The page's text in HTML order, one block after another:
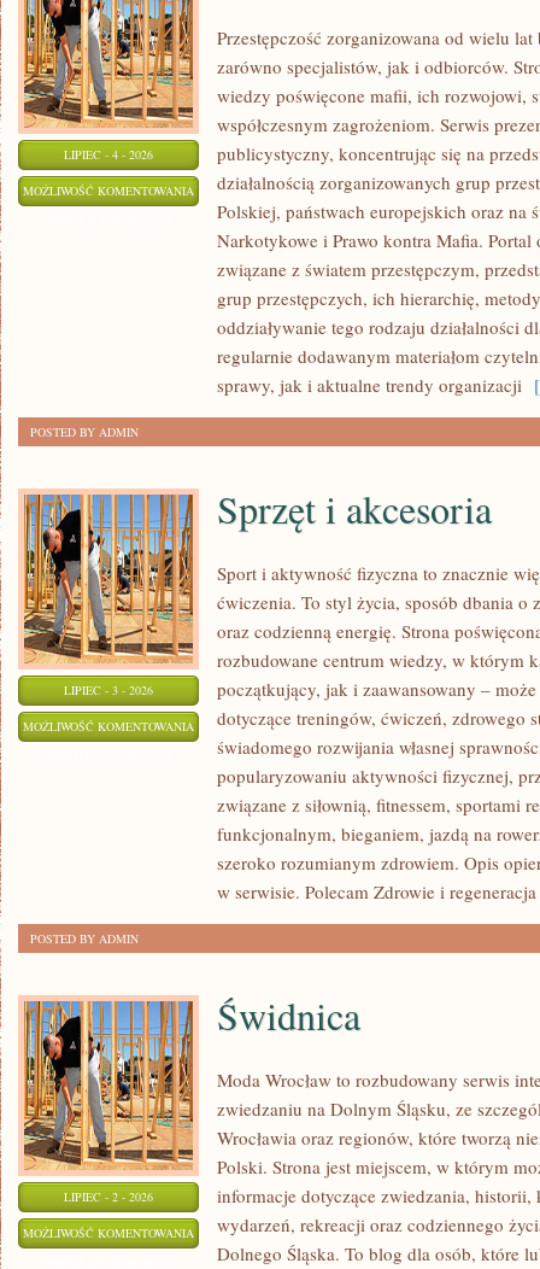
LIPIEC - 4 - 2026
MOŻLIWOŚĆ KOMENTOWANIA PRAWO
KONTRA
MAFIA
Przestępczość zorganizowana od wielu
zarówno specjalistów, jak i odbiorców.
wiedzy poświęcone mafii, ich rozwojowi,
współczesnym zagrożeniom. Serwis
publicystyczny, koncentrując się na
działalnością zorganizowanych grup
Polskiej, państwach europejskich oraz na
Narkotykowe i Prawo kontra Mafia.
związane z światem przestępczym,
grup przestępczych, ich hierarchię,
oddziaływanie tego rodzaju działalności
regularnie dodawanym materiałom
sprawy, jak i aktualne trendy organizacji
POSTED BY ADMIN
LIPIEC - 3 - 2026
MOŻLIWOŚĆ KOMENTOWANIA SPRZĘT
AKCESORIA
Sprzęt i akcesoria
Sport i aktywność fizyczna to znacznie
ćwiczenia. To styl życia, sposób dbania o
oraz codzienną energię. Strona
rozbudowane centrum wiedzy, w którym
początkujący, jak i zaawansowany –
dotyczące treningów, ćwiczeń, zdrowego
świadomego rozwijania własnej
popularyzowaniu aktywności fizycznej,
związane z siłownią, fitnessem, sportami
funkcjonalnym, bieganiem, jazdą na
szeroko rozumianym zdrowiem. Opis
w serwisie. Polecam Zdrowie i
POSTED BY ADMIN
LIPIEC - 2 - 2026
MOŻLIWOŚĆ KOMENTOWANIA ŚWIDNICA
Świdnica
Moda Wrocław to rozbudowany serwis
zwiedzaniu na Dolnym Śląsku, ze
Wrocławia oraz regionów, które tworzą
Polski. Strona jest miejscem, w którym
informacje dotyczące zwiedzania,
wydarzeń, rekreacji oraz codziennego
Dolnego Śląska. To blog dla osób, które